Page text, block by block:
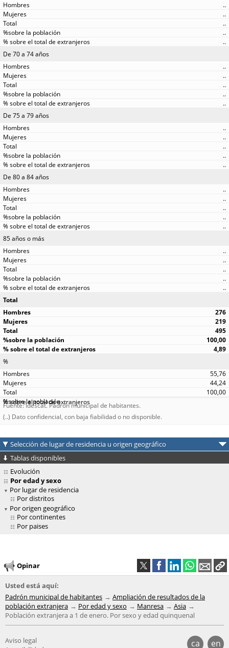
..
..
..
..
..
De 70 a 74 años
..
..
..
..
..
De 75 a 79 años
..
..
..
..
..
De 80 a 84 años
..
..
..
..
..
85 años o más
..
..
..
..
..
Total
276
219
495
100,00
4,89
%
55,76
44,24
100,00
Fuente: Idescat. Padrón municipal de habitantes.
(..) Dato confidencial, con baja fiabilidad o no disponible.
Selección de lugar de residencia u origen geográfico
Tablas disponibles
Evolución
Por edad y sexo
Por lugar de residencia
Por distritos
Por origen geográfico
Por continentes
Por paises
Opinar
Usted está aquí:
Padrón municipal de habitantes
Ampliación de resultados de la
población extranjera
Por edad y sexo Manresa
Asia
Población extranjera a 1 de enero. Por sexo y edad quinquenal
ca en
Aviso legal